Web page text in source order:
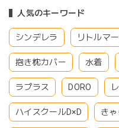
人気のキーワード
シンデレラ リトルマ
抱き枕カバー 水着
ラプラス DORO
ハイスクールD×D き